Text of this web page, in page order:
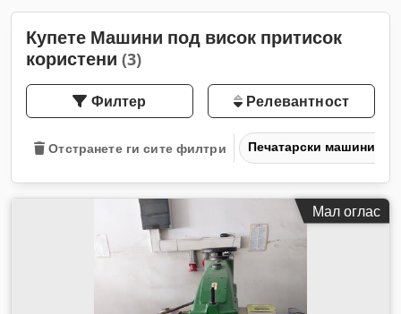
Купете Машини под висок притисок
користени (3)
Филтер Релевантност
Отстранете ги сите филтри Печатарски машини и
Мал оглас